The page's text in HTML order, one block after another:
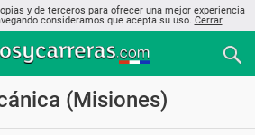
y de terceros para ofrecer una mejor experiencia
consideramos que acepta su uso. Cerrar
(Misiones)